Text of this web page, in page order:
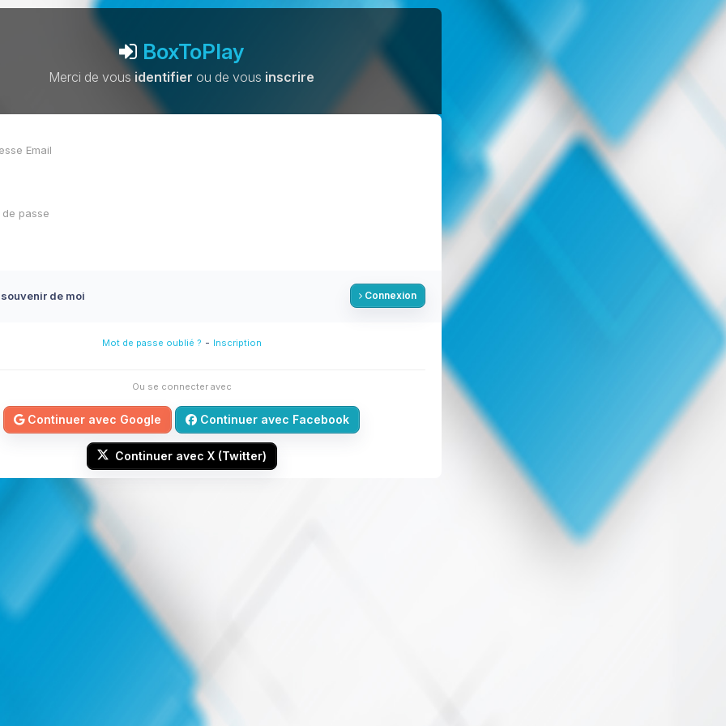
BoxToPlay
Merci de vousidentifier ou de vous inscrire
de moi Connexion
Mot de passe oublié ? - Inscription
Ou se connecter avec
Continuer avec Google Continuer avec Facebook
Continuer avec X (Twitter)